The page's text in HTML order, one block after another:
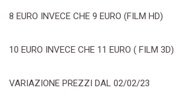
8 EURO INVECE CHE 9 EURO (FILM HD)
10 EURO INVECE CHE 11 EURO ( FILM 3D)
VARIAZIONE PREZZI DAL 02/02/23